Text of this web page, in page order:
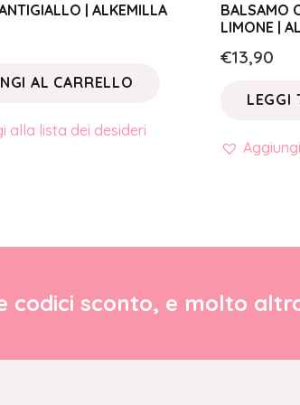
| ALKEMILLA
AL CARRELLO
alla lista dei desideri
BALSAMO
LIMONE |
€13,90
LEGGI
codici sconto, e molto